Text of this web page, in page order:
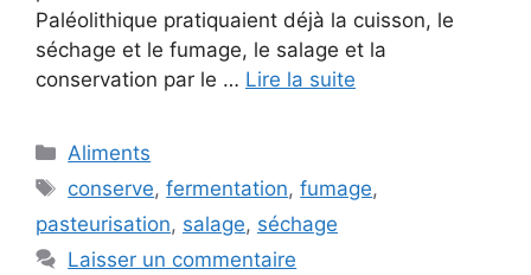
Paléolithique pratiquaient déjà la cuisson, le
séchage et le fumage, le salage et la
conservation par le … Lire la suite
Catégories
Aliments
Étiquettes
conserve,fermentation,fumage,
pasteurisation, salage, séchage
Laisser un commentaire